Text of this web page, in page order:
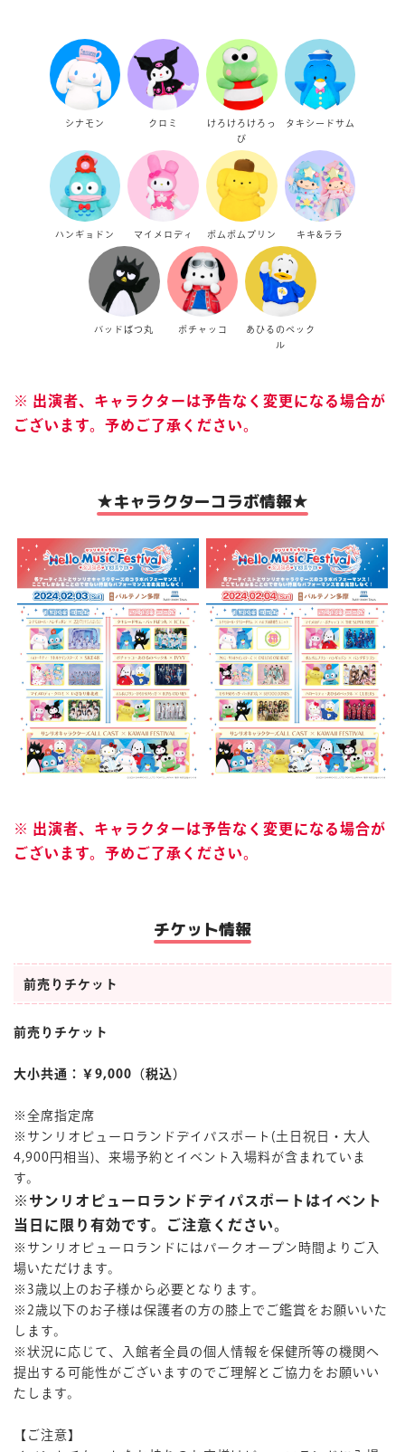
シナモン クロミ
けろけろけろっ
ぴ
タキシードサム
ハンギョドン マイメロディ ポムポムプリン キキ&ララ
バッドばつ丸 ポチャッコ
あひるのペック
ル
※ 出演者、キャラクターは予告なく変更になる場合が
ございます。予めご了承ください。
★キャラクターコラボ情報★
※ 出演者、キャラクターは予告なく変更になる場合が
ございます。予めご了承ください。
チケット情報
前売りチケット
前売りチケット
大小共通：￥9,000（税込）
※全席指定席
※サンリオピューロランドデイパスポート(土日祝日・大人
4,900円相当)、来場予約とイベント入場料が含まれていま
す。
※サンリオピューロランドデイパスポートはイベント
当日に限り有効です。ご注意ください。
※サンリオピューロランドにはパークオープン時間よりご入
場いただけます。
※3歳以上のお子様から必要となります。
※2歳以下のお子様は保護者の方の膝上でご鑑賞をお願いいた
します。
※状況に応じて、入館者全員の個人情報を保健所等の機関へ
提出する可能性がございますのでご理解とご協力をお願いい
たします。
【ご注意】